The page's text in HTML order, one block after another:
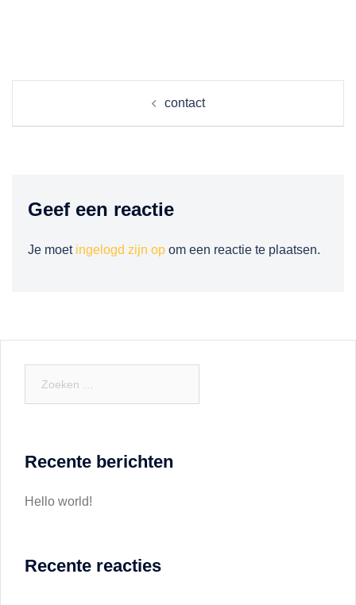
contact
Geef een reactie
Je moet ingelogd zijn op om een reactie te plaatsen.
naar:
Recente berichten
Hello world!
Recente reacties